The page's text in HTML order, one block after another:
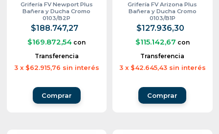
Grifería FV Newport Plus
Bañera y Ducha Cromo
0103/B2P
$188.747,27
$169.872,54 con
Transferencia
3 x $62.915,76 sin interés
Grifería FV Arizona Plus
Bañera y Ducha Cromo
0103/B1P
$127.936,30
$115.142,67 con
Transferencia
3 x $42.645,43 sin interés